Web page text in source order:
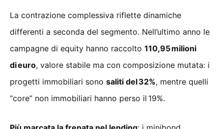
La contrazione complessiva riflette dinamiche
differenti a seconda del segmento. Nell’ultimo anno le
campagne di equity hanno raccolto 110,95milioni
dieuro, valore stabile ma con composizione mutata: i
progetti immobiliari sono saliti del32%, mentre quelli
“core” non immobiliari hanno perso il 19%.